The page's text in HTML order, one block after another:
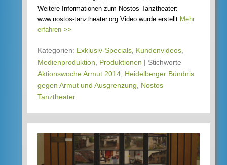
Weitere Informationen zum Nostos Tanztheater:
www.nostos-tanztheater.org Video wurde erstellt Mehr
erfahren >>
Kategorien: Exklusiv-Specials Kundenvideos
Medienproduktion
Produktionen | Stichworte
Aktionswoche Armut 2014 Heidelberger Bündnis
gegen Armut und Ausgrenzung
Nostos
Tanztheater